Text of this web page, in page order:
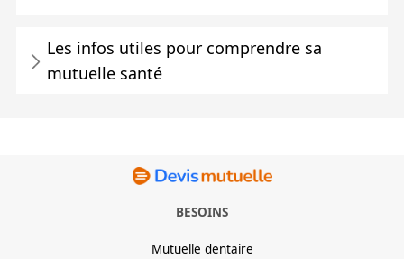
Les infos utiles pour comprendre sa
mutuelle santé
BESOINS
Mutuelle dentaire